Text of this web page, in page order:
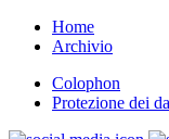
Home
Archivio
Colophon
Protezione dei